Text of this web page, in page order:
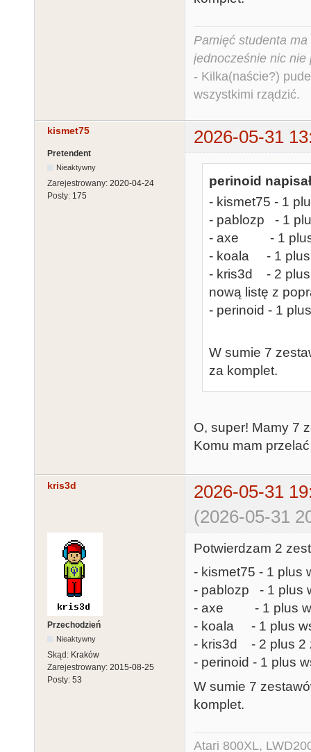
Pamięć studenta
jednocześnie nic nie
- Kilka(naście?)
wszystkimi rządzić.
kismet75 2026-05-31
Pretendent
Nieaktywny
Zarejestrowany: 2020-04-24
Posty: 175
perinoid
- kismet75 - 1
- pablozp - 1
- axe - 1 plus
- koala - 1 plus
- kris3d - 2 plus
nową listę z
- perinoid - 1
W sumie 7
za komplet.
O, super! Mamy 7
Komu mam
kris3d
2026-05-31
(2026-05-31
Przechodzień
Nieaktywny
Skąd: Kraków
Zarejestrowany: 2015-08-25
Posty: 53
Potwierdzam 2
- kismet75 - 1 plus
- pablozp - 1 plus
- axe - 1 plus
- koala - 1 plus
- kris3d - 2 plus 2
- perinoid - 1 plus
W sumie 7
komplet.
Atari 800XL,